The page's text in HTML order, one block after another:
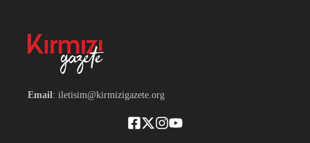
Email: iletisim@kirmizigazete.org